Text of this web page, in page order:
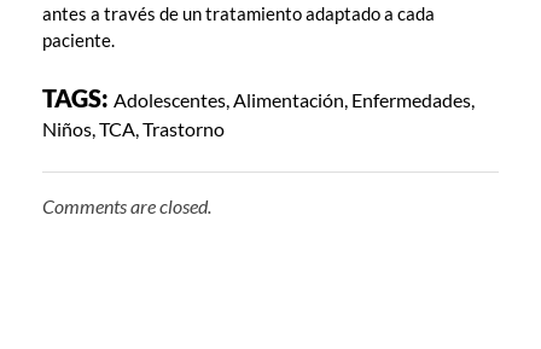
antes a través de un tratamiento adaptado a cada
paciente.
TAGS: Adolescentes,Alimentación, Enfermedades,
Niños,TCA,Trastorno
Comments are closed.